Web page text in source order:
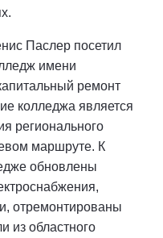
Паслер посетил
имени
ремонт
колледжа является
регионального
маршруте. К
обновлены
отремонтированы
из областного